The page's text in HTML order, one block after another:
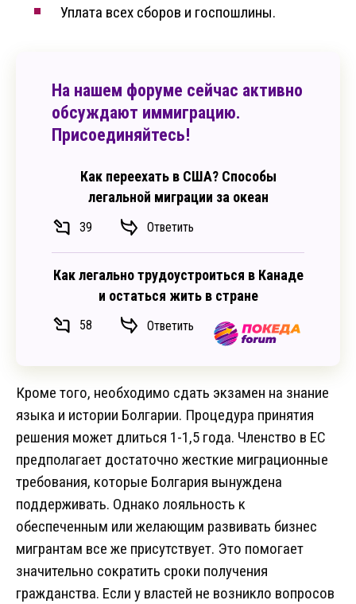
Уплата всех сборов и госпошлины.
На нашем форуме сейчас активно
обсуждают иммиграцию.
Присоединяйтесь!
Как переехать в США? Способы
легальной миграции за океан
39 Ответить
Как легально трудоустроиться в Канаде
и остаться жить в стране
58 Ответить
Кроме того, необходимо сдать экзамен на знание
языка и истории Болгарии. Процедура принятия
решения может длиться 1-1,5 года. Членство в ЕС
предполагает достаточно жесткие миграционные
требования, которые Болгария вынуждена
поддерживать. Однако лояльность к
обеспеченным или желающим развивать бизнес
мигрантам все же присутствует. Это помогает
значительно сократить сроки получения
гражданства. Если у властей не возникло вопросов